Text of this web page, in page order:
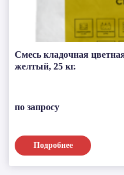
Смесь кладочная
желтый, 25 кг.
по запросу
Подробнее